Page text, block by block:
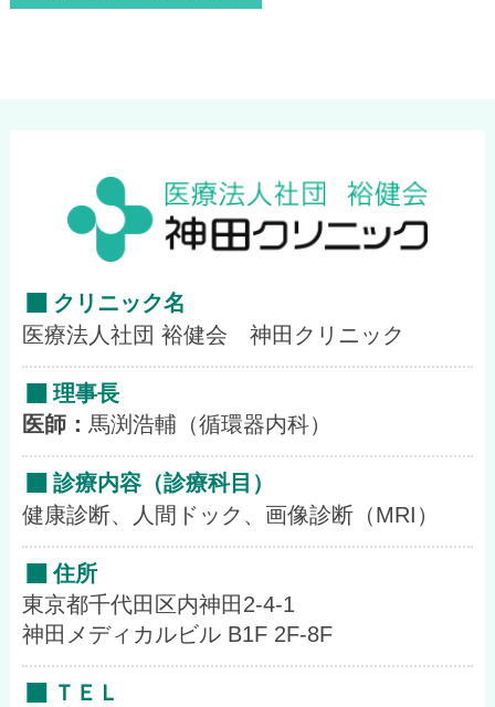
シ
ョ
ン
クリニック名
医療法人社団 裕健会 神田クリニック
理事長
医師： 馬渕浩輔（循環器内科）
診療内容（診療科目）
健康診断、人間ドック、画像診断（MRI）
住所
東京都千代田区内神田2-4-1
神田メディカルビル B1F 2F-8F
ＴＥＬ